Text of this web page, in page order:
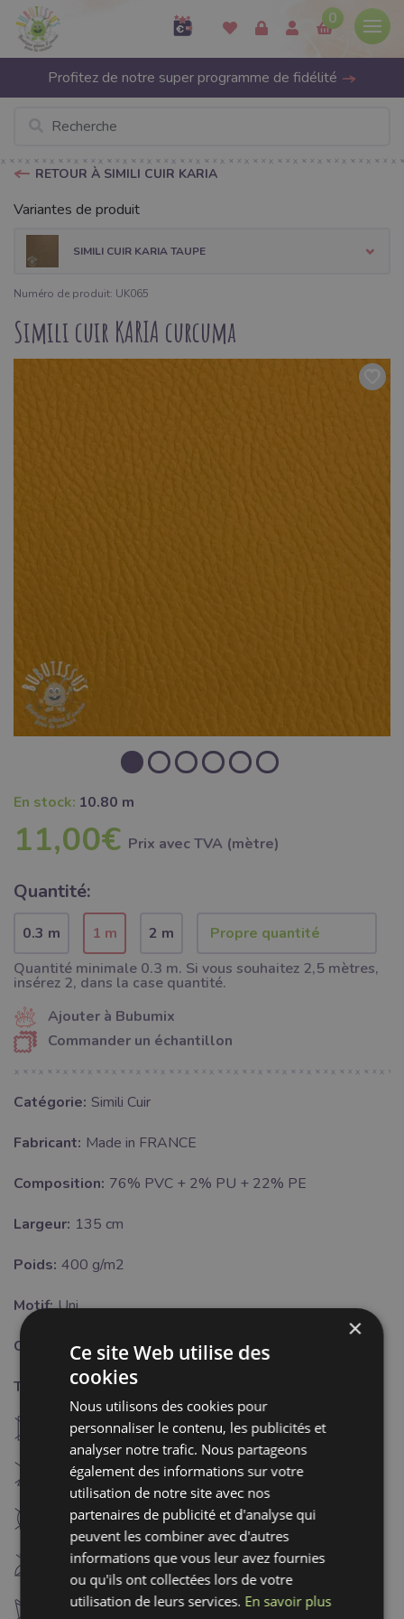
0
Profitez de notre super programme de fidélité
RETOUR À SIMILI CUIR KARIA
Variantes de produit
SIMILI CUIR KARIA TAUPE
Numéro de produit: UK065
Simili cuir KARIA curcuma
En stock: 10.80 m
11,00€ Prix ​​avec TVA (mètre)
Quantité:
0.3 m 1 m
2 m
Quantité minimale 0.3 m. Si vous souhaitez 2,5 mètres,
insérez 2, dans la case quantité.
Ajouter à Bubumix
Commander un échantillon
Catégorie: Simili Cuir
Fabricant: Made in FRANCE
Composition: 76% PVC + 2% PU + 22% PE
Largeur: 135 cm
Poids: 400 g/m2
Motif: Uni
Couleur: jaune
Traitement:
U ne pas sécher à machine
H Blanchiment interdit
K nettoyage à sec interdit
C ne pas repasser
lavage interdit
×
Ce site Web utilise des
cookies
Nous utilisons des cookies pour
personnaliser le contenu, les publicités et
analyser notre trafic. Nous partageons
également des informations sur votre
utilisation de notre site avec nos
partenaires de publicité et d'analyse qui
peuvent les combiner avec d'autres
informations que vous leur avez fournies
ou qu'ils ont collectées lors de votre
utilisation de leurs services. En savoir plus